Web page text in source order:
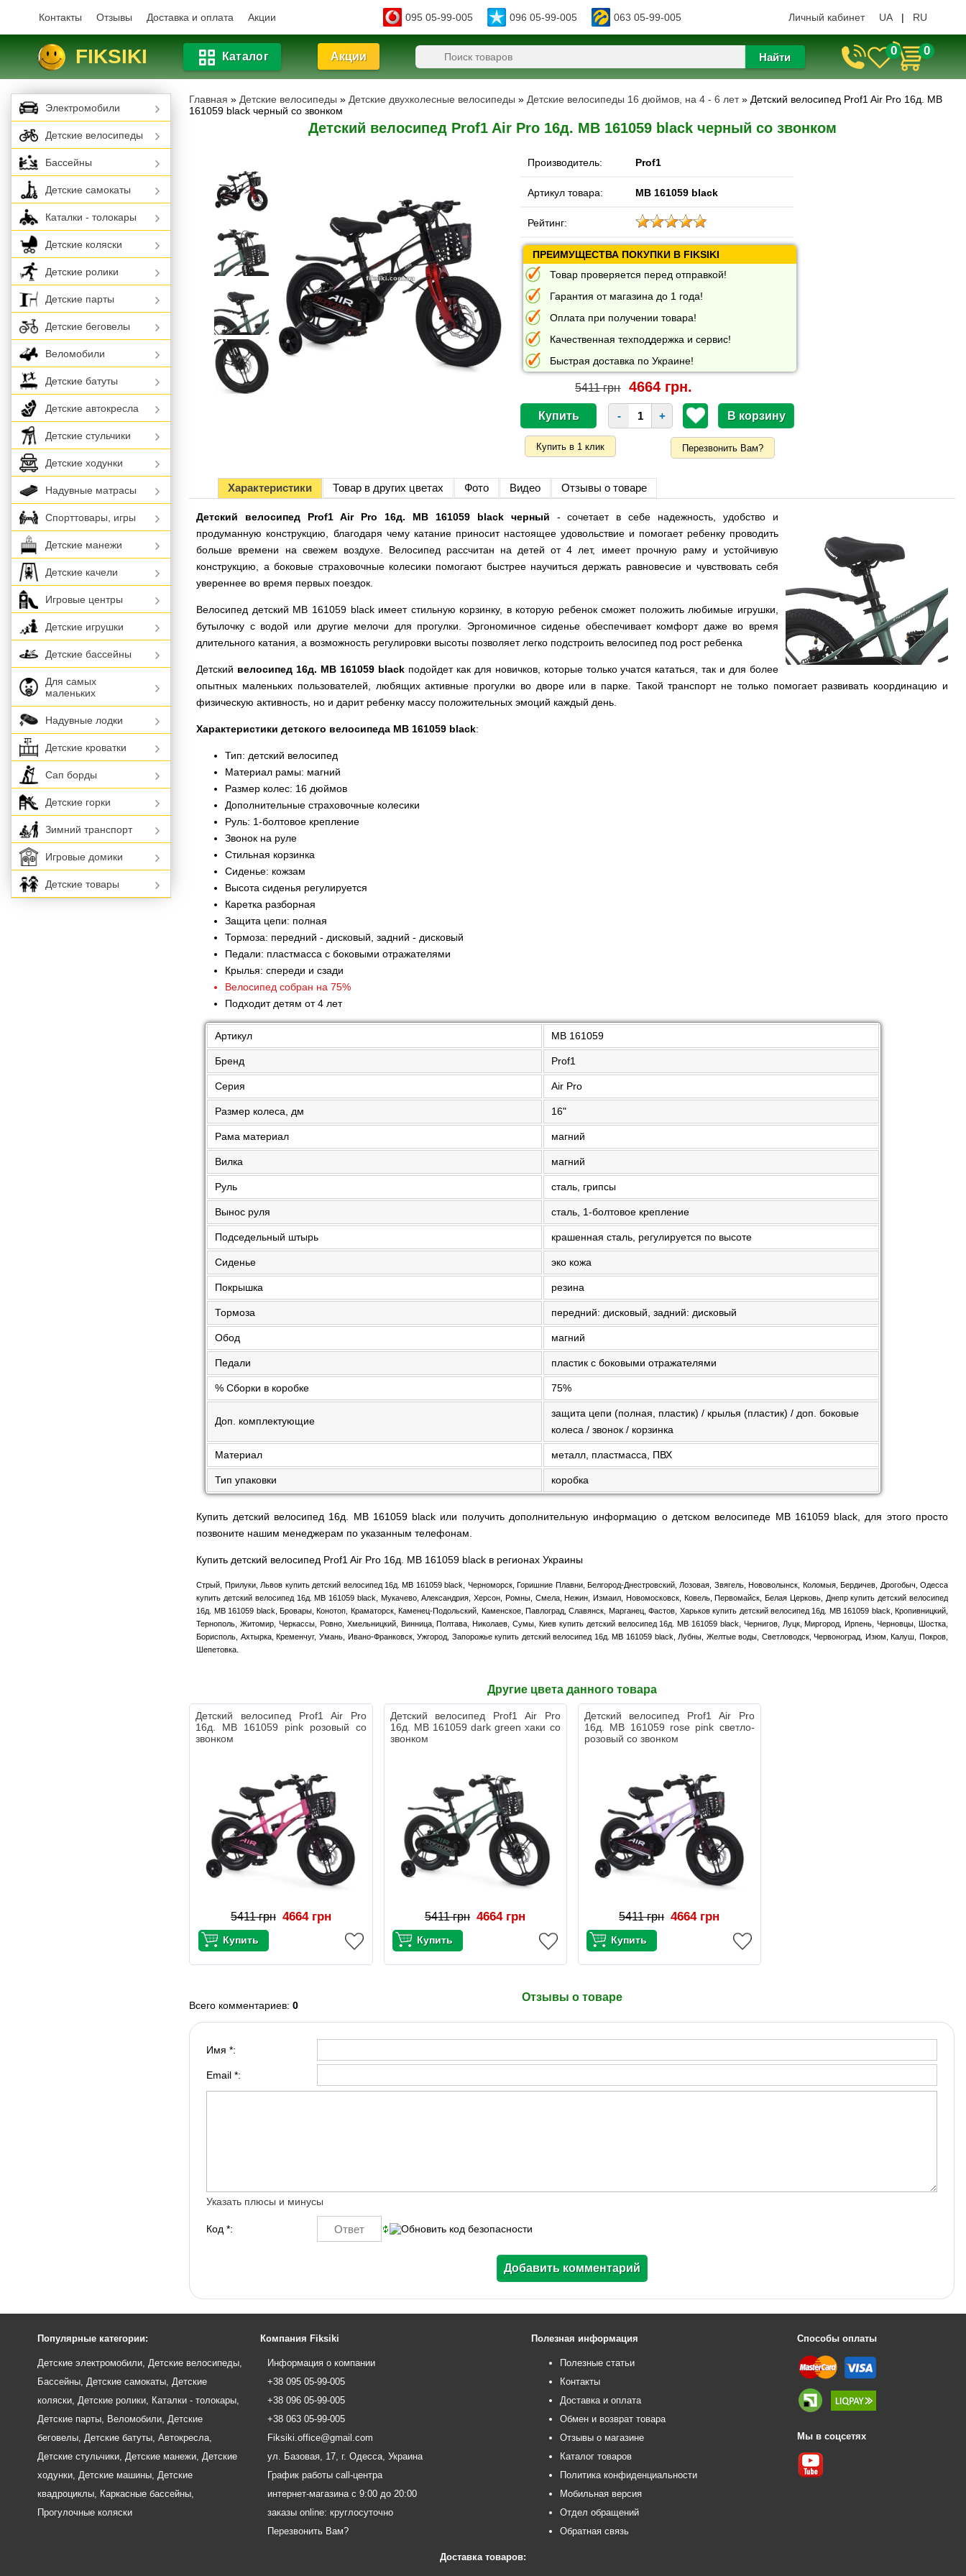
Контакты Отзывы Доставка и оплата Акции 095 05-99-005 096 05-99-005 063 05-99-005 Личный кабинет UA | RU
FIKSIKI Каталог Акции Найти 0 0
Главная » Детские велосипеды » Детские двухколесные велосипеды » Детские велосипеды 16 дюймов, на 4 - 6 лет » Детский велосипед Prof1 Air Pro 16д. MB
161059 black черный со звонком
Детский велосипед Prof1 Air Pro 16д. MB 161059 black черный со звонком
Производитель: Prof1
Артикул товара: MB 161059 black
Рейтинг:
ПРЕИМУЩЕСТВА ПОКУПКИ В FIKSIKI
Товар проверяется перед отправкой!
Гарантия от магазина до 1 года!
Оплата при получении товара!
Качественная техподдержка и сервис!
Быстрая доставка по Украине!
5411 грн 4664 грн.
- +
Перезвонить Вам?
Характеристики Товар в других цветах Фото Видео Отзывы о товаре
Детский велосипед Prof1 Air Pro 16д. MB 161059 black черный - сочетает в себе надежность, удобство и
продуманную конструкцию, благодаря чему катание приносит настоящее удовольствие и помогает ребенку проводить
больше времени на свежем воздухе. Велосипед рассчитан на детей от 4 лет, имеет прочную раму и устойчивую
конструкцию, а боковые страховочные колесики помогают быстрее научиться держать равновесие и чувствовать себя
увереннее во время первых поездок.
Велосипед детский MB 161059 black имеет стильную корзинку, в которую ребенок сможет положить любимые игрушки,
бутылочку с водой или другие мелочи для прогулки. Эргономичное сиденье обеспечивает комфорт даже во время
длительного катания, а возможность регулировки высоты позволяет легко подстроить велосипед под рост ребенка
Детский велосипед 16д. MB 161059 black подойдет как для новичков, которые только учатся кататься, так и для более
опытных маленьких пользователей, любящих активные прогулки во дворе или в парке. Такой транспорт не только помогает развивать координацию и
физическую активность, но и дарит ребенку массу положительных эмоций каждый день.
Характеристики детского велосипеда MB 161059 black:
Тип: детский велосипед
Материал рамы: магний
Размер колес: 16 дюймов
Дополнительные страховочные колесики
Руль: 1-болтовое крепление
Звонок на руле
Стильная корзинка
Сиденье: кожзам
Высота сиденья регулируется
Каретка разборная
Защита цепи: полная
Тормоза: передний - дисковый, задний - дисковый
Педали: пластмасса с боковыми отражателями
Крылья: спереди и сзади
Велосипед собран на 75%
Подходит детям от 4 лет
Артикул MB 161059
Бренд Prof1
Серия Air Pro
Размер колеса, дм 16"
Рама материал магний
Вилка магний
Руль сталь, грипсы
Вынос руля сталь, 1-болтовое крепление
Подседельный штырь крашенная сталь, регулируется по высоте
Сиденье эко кожа
Покрышка резина
Тормоза передний: дисковый, задний: дисковый
Обод магний
Педали пластик с боковыми отражателями
% Сборки в коробке 75%
Доп. комплектующие
защита цепи (полная, пластик) / крылья (пластик) / доп. боковые
колеса / звонок / корзинка
Материал металл, пластмасса, ПВХ
Тип упаковки коробка
Купить детский велосипед 16д. MB 161059 black или получить дополнительную информацию о детском велосипеде MB 161059 black, для этого просто
позвоните нашим менеджерам по указанным телефонам.
Купить детский велосипед Prof1 Air Pro 16д. MB 161059 black в регионах Украины
Стрый, Прилуки, Львов купить детский велосипед 16д. MB 161059 black, Черноморск, Горишние Плавни, Белгород-Днестровский, Лозовая, Звягель, Нововолынск, Коломыя, Бердичев, Дрогобыч, Одесса
купить детский велосипед 16д. MB 161059 black, Мукачево, Александрия, Херсон, Ромны, Смела, Нежин, Измаил, Новомосковск, Ковель, Первомайск, Белая Церковь, Днепр купить детский велосипед
16д. MB 161059 black, Бровары, Конотоп, Краматорск, Каменец-Подольский, Каменское, Павлоград, Славянск, Марганец, Фастов, Харьков купить детский велосипед 16д. MB 161059 black, Кропивницкий,
Тернополь, Житомир, Черкассы, Ровно, Хмельницкий, Винница, Полтава, Николаев, Сумы, Киев купить детский велосипед 16д. MB 161059 black, Чернигов, Луцк, Миргород, Ирпень, Черновцы, Шостка,
Борисполь, Ахтырка, Кременчуг, Умань, Ивано-Франковск, Ужгород, Запорожье купить детский велосипед 16д. MB 161059 black, Лубны, Желтые воды, Светловодск, Червоноград, Изюм, Калуш, Покров,
Шепетовка.
Другие цвета данного товара
Детский велосипед Prof1 Air Pro
16д. MB 161059 pink розовый со
звонком
5411 грн 4664 грн
Детский велосипед Prof1 Air Pro
16д. MB 161059 dark green хаки со
звонком
5411 грн 4664 грн
Детский велосипед Prof1 Air Pro
16д. MB 161059 rose pink светло-
розовый со звонком
5411 грн 4664 грн
Отзывы о товаре
Всего комментариев:0
Имя *:
Email *:
Указать плюсы и минусы
Код *:
Электромобили
Детские велосипеды
Бассейны
Детские самокаты
Каталки - толокары
Детские коляски
Детские ролики
Детские парты
Детские беговелы
Веломобили
Детские батуты
Детские автокресла
Детские стульчики
Детские ходунки
Надувные матрасы
Спорттовары, игры
Детские манежи
Детские качели
Игровые центры
Детские игрушки
Детские бассейны
Для самых
маленьких
Надувные лодки
Детские кроватки
Сап борды
Детские горки
Зимний транспорт
Игровые домики
Детские товары
Популярные категории:
Детские электромобили Детские велосипеды
Бассейны Детские самокаты Детские
коляски Детские ролики Каталки - толокары
Детские парты Веломобили Детские
беговелы Детские батуты Автокресла
Детские стульчики Детские манежи Детские
ходунки Детские машины Детские
квадроциклы Каркасные бассейны
Прогулочные коляски
Компания Fiksiki
Информация о компании
+38 095 05-99-005
+38 096 05-99-005
+38 063 05-99-005
Fiksiki.office@gmail.com
ул. Базовая, 17, г. Одесса, Украина
График работы call-центра
интернет-магазина с 9:00 до 20:00
заказы online: круглосуточно
Перезвонить Вам?
Полезная информация
Полезные статьи
Контакты
Доставка и оплата
Обмен и возврат товара
Отзывы о магазине
Каталог товаров
Политика конфиденциальности
Мобильная версия
Отдел обращений
Обратная связь
Способы оплаты
Мы в соцсетях
Доставка товаров: